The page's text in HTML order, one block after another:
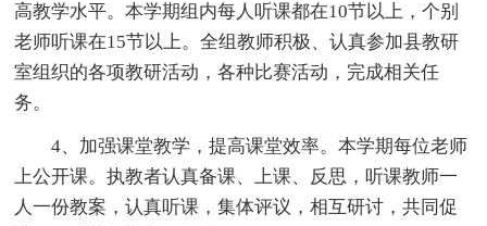
高教学水平。本学期组内每人听课都在10节以上，个别
老师听课在15节以上。全组教师积极、认真参加县教研
室组织的各项教研活动，各种比赛活动，完成相关任
务。
4、加强课堂教学，提高课堂效率。本学期每位老师
上公开课。执教者认真备课、上课、反思，听课教师一
人一份教案，认真听课，集体评议，相互研讨，共同促